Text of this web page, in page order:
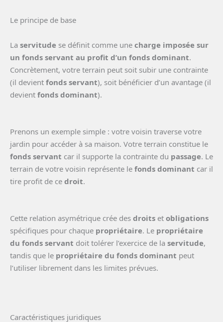
Le principe de base
La servitude se définit comme une charge imposée sur
un fonds servant au profit d’un fonds dominant.
Concrètement, votre terrain peut soit subir une contrainte
(il devient fonds servant), soit bénéficier d’un avantage (il
devient fonds dominant).
Prenons un exemple simple : votre voisin traverse votre
jardin pour accéder à sa maison. Votre terrain constitue le
fonds servant car il supporte la contrainte du passage. Le
terrain de votre voisin représente le fonds dominant car il
tire profit de ce droit.
Cette relation asymétrique crée des droits et obligations
spécifiques pour chaque propriétaire. Le propriétaire
du fonds servant doit tolérer l’exercice de la servitude,
tandis que le propriétaire du fonds dominant peut
l’utiliser librement dans les limites prévues.
Caractéristiques juridiques